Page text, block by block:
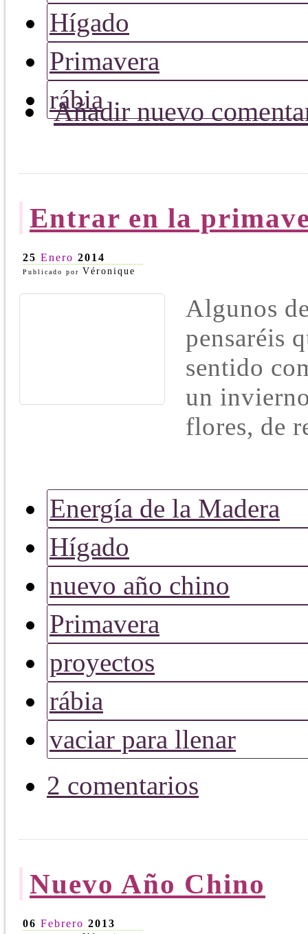
Hígado
Primavera
rábia
Añadir nuevo
Entrar en la
25 Enero 2014
Publicado por Véronique
Algunos
pensaréis
sentido
un
flores, de
Energía de la Madera
Hígado
nuevo año chino
Primavera
proyectos
rábia
vaciar para llenar
2 comentarios
Nuevo Año Chino
06 Febrero 2013